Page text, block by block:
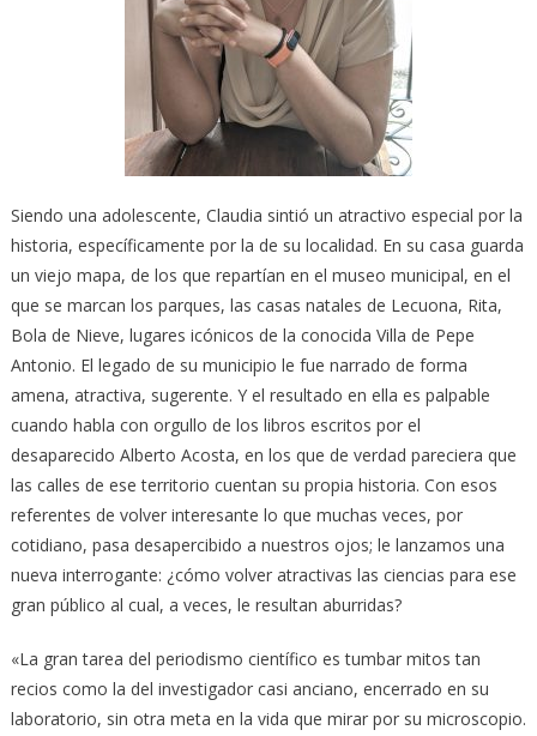
Siendo una adolescente, Claudia sintió un atractivo especial por la
historia, específicamente por la de su localidad. En su casa guarda
un viejo mapa, de los que repartían en el museo municipal, en el
que se marcan los parques, las casas natales de Lecuona, Rita,
Bola de Nieve, lugares icónicos de la conocida Villa de Pepe
Antonio. El legado de su municipio le fue narrado de forma
amena, atractiva, sugerente. Y el resultado en ella es palpable
cuando habla con orgullo de los libros escritos por el
desaparecido Alberto Acosta, en los que de verdad pareciera que
las calles de ese territorio cuentan su propia historia. Con esos
referentes de volver interesante lo que muchas veces, por
cotidiano, pasa desapercibido a nuestros ojos; le lanzamos una
nueva interrogante: ¿cómo volver atractivas las ciencias para ese
gran público al cual, a veces, le resultan aburridas?
«La gran tarea del periodismo científico es tumbar mitos tan
recios como la del investigador casi anciano, encerrado en su
laboratorio, sin otra meta en la vida que mirar por su microscopio.